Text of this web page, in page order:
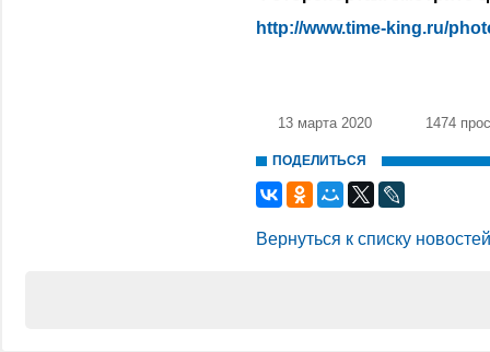
http://www.time-king.ru/
13 марта 2020 1474
ПОДЕЛИТЬСЯ
Вернуться к списку новостей